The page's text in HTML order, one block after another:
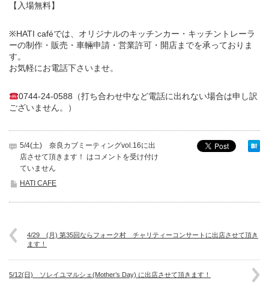
【入場無料】
※HATI caféでは、オリジナルのキッチンカー・キッチントレーラ
ーの制作・販売・車輛申請・営業許可・開店までを承っておりま
す。
お気軽にお電話下さいませ。
0744-24-0588（打ち合わせ中など電話に出れない場合は申し訳
ございません。）
5/4(土) 奈良カブミーティングvol.16に出
店させて頂きます！ はコメントを受け付け
ていません
HATI CAFE
4/29 (月) 第35回ならフォーク村 チャリティーコンサートに出店させて頂き
ます！
5/12(日) ソレイユマルシェ(Mother’s Day) に出店させて頂きます！